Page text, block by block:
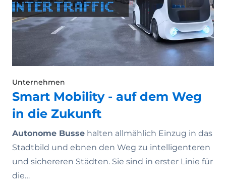
Unternehmen
Smart Mobility - auf dem Weg
in die Zukunft
Autonome Busse halten allmählich Einzug in das
Stadtbild und ebnen den Weg zu intelligenteren
und sichereren Städten. Sie sind in erster Linie für
die…